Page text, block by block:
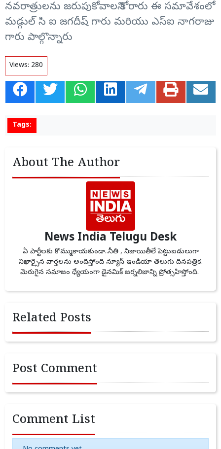
నవరాత్రులను జరుపుకోవాలని కోరారు ఈ సమావేశంలో
మడ్గుల్ సి ఐ జగదీష్ గారు మరియు ఎస్ఐ నాగరాజు
గారు పాల్గొన్నారు
Views: 280
Tags:
About The Author
News India Telugu Desk
ఏ పార్టీలకు కొమ్ముకాయకుండా..నీతి , నిజాయితీలే పెట్టుబడులుగా
నిఖార్సైన వార్తలను అందిస్తోంది న్యూస్ ఇండియా తెలుగు దినపత్రిక.
మెరుగైన సమాజం ధ్యేయంగా డైనమిక్ జర్నలిజాన్ని ప్రోత్సహిస్తోంది.
Related Posts
Post Comment
Comment List